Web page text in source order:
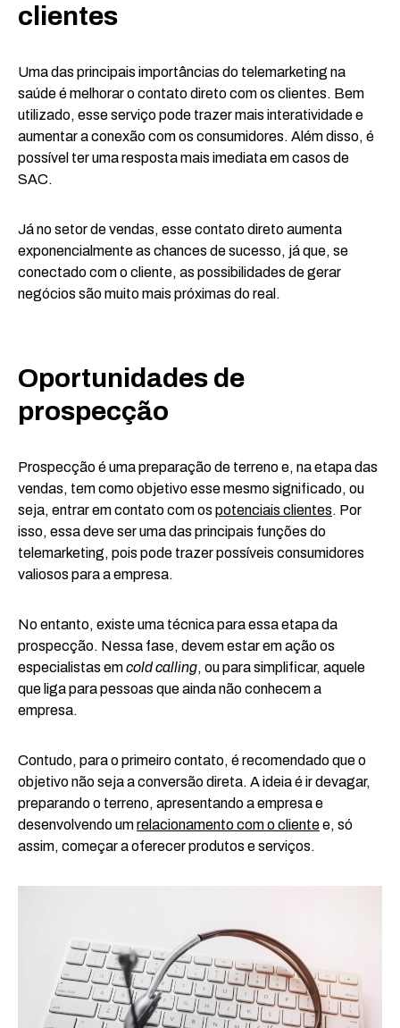
clientes
Uma das principais importâncias do telemarketing na
saúde é melhorar o contato direto com os clientes. Bem
utilizado, esse serviço pode trazer mais interatividade e
aumentar a conexão com os consumidores. Além disso, é
possível ter uma resposta mais imediata em casos de
SAC.
Já no setor de vendas, esse contato direto aumenta
exponencialmente as chances de sucesso, já que, se
conectado com o cliente, as possibilidades de gerar
negócios são muito mais próximas do real.
Oportunidades de
prospecção
Prospecção é uma preparação de terreno e, na etapa das
vendas, tem como objetivo esse mesmo significado, ou
seja, entrar em contato com os potenciais clientes. Por
isso, essa deve ser uma das principais funções do
telemarketing, pois pode trazer possíveis consumidores
valiosos para a empresa.
No entanto, existe uma técnica para essa etapa da
prospecção. Nessa fase, devem estar em ação os
especialistas emcold calling, ou para simplificar, aquele
que liga para pessoas que ainda não conhecem a
empresa.
Contudo, para o primeiro contato, é recomendado que o
objetivo não seja a conversão direta. A ideia é ir devagar,
preparando o terreno, apresentando a empresa e
desenvolvendo umrelacionamento com o clientee, só
assim, começar a oferecer produtos e serviços.